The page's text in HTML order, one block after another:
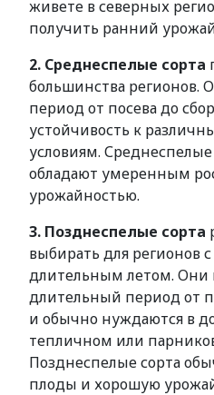
живете в северных
получить ранний
2. Среднеспелые сорта
большинства
период от посева до
устойчивость к
условиям.
обладают умеренным
урожайностью.
3. Позднеспелые сорта
выбирать для регионов
длительным летом. Они
длительный период от
и обычно нуждаются в
тепличном или
Позднеспелые сорта
плоды и хорошую